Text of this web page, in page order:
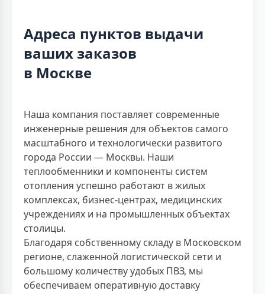
Адреса пунктов выдачи
ваших заказов
в Москве
Наша компания поставляет современные
инженерные решения для объектов самого
масштабного и технологически развитого
города России — Москвы. Наши
теплообменники и компоненты систем
отопления успешно работают в жилых
комплексах, бизнес-центрах, медицинских
учреждениях и на промышленных объектах
столицы.
Благодаря собственному складу в Московском
регионе, слаженной логистической сети и
большому количеству удобых ПВЗ, мы
обеспечиваем оперативную доставку